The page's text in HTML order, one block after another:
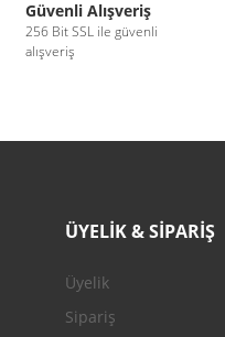
Güvenli Alışveriş
256 Bit SSL ile güvenli
alışveriş
ÜYELİK & SİPARİŞ
Üyelik
Sipariş